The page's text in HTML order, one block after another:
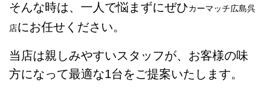
そんな時は、一人で悩まずにぜひカーマッチ広島呉
店にお任せください。
当店は親しみやすいスタッフが、お客様の味
方になって最適な1台をご提案いたします。